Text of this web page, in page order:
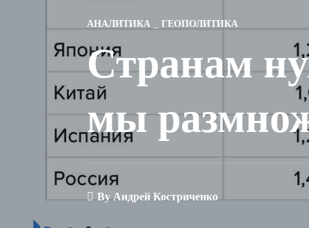
АНАЛИТИКА ГЕОПОЛИТИКА
Странам
мы
By Андрей Костриченко